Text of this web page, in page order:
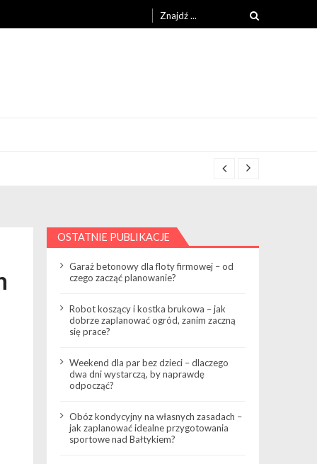
for:
OSTATNIE PUBLIKACJE
Garaż betonowy dla floty firmowej – od
czego zacząć planowanie?
Robot koszący i kostka brukowa – jak
dobrze zaplanować ogród, zanim zaczną
się prace?
Weekend dla par bez dzieci – dlaczego
dwa dni wystarczą, by naprawdę
odpocząć?
Obóz kondycyjny na własnych zasadach –
jak zaplanować idealne przygotowania
sportowe nad Bałtykiem?